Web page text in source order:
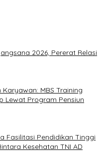
2026, Pererat Relasi
MBS Training
Lewat Program Pensiun
Fasilitasi Pendidikan Tinggi
Kesehatan TNI AD